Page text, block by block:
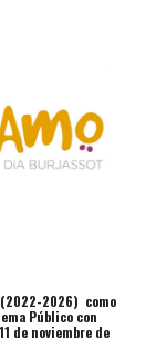
2026) como
Público con
de noviembre de